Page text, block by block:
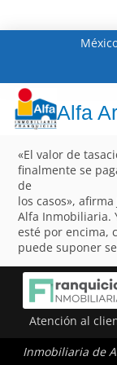
Alfa
«El valor de
finalmente se
de
los casos»,
Alfa Inmobiliaria.
esté por encima,
puede suponer
Atención al
Inmobiliaria de